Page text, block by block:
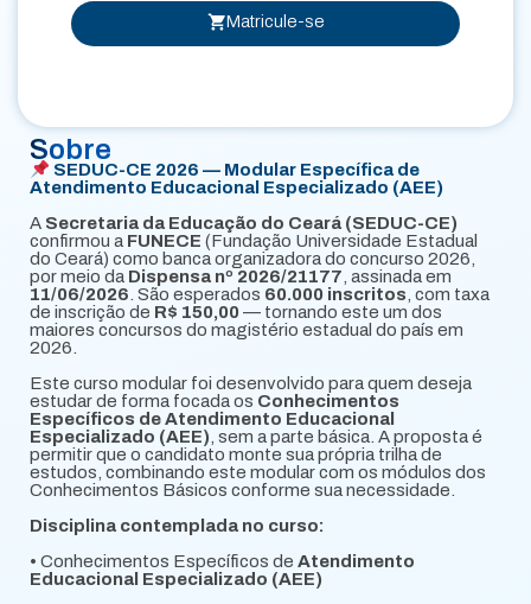
Sobre
SEDUC-CE 2026 — Modular Específica de
Atendimento Educacional Especializado (AEE)
A Secretaria da Educação do Ceará (SEDUC-CE)
confirmou a FUNECE (Fundação Universidade Estadual
do Ceará) como banca organizadora do concurso 2026,
por meio da Dispensa nº 2026/21177, assinada em
11/06/2026. São esperados 60.000 inscritos, com taxa
de inscrição de R$ 150,00 — tornando este um dos
maiores concursos do magistério estadual do país em
2026.
Este curso modular foi desenvolvido para quem deseja
estudar de forma focada os Conhecimentos
Específicos de Atendimento Educacional
Especializado (AEE), sem a parte básica. A proposta é
permitir que o candidato monte sua própria trilha de
estudos, combinando este modular com os módulos dos
Conhecimentos Básicos conforme sua necessidade.
Disciplina contemplada no curso:
• Conhecimentos Específicos de Atendimento
Educacional Especializado (AEE)
Matricule-se